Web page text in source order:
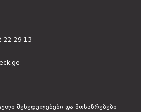
22 29 13
შეხედულებები და მოსაზრებები